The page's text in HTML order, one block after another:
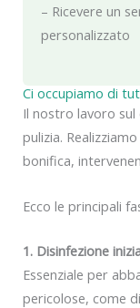
Ci occupiamo di
Il nostro lavoro sul
pulizia.
bonifica,
Ecco le principali
1. Disinfezione
Essenziale per
pericolose, come
– Ricevere un
personalizzato